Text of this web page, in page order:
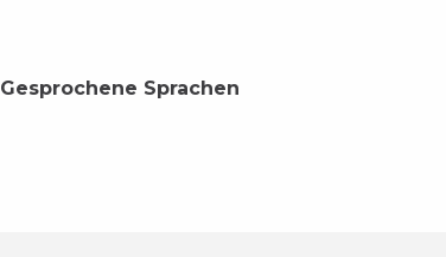
Gesprochene Sprachen
Gesprochene Sprachen